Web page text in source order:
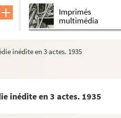
Imprimés
multimédia
inédite en 3 actes. 1935
inédite en 3 actes. 1935
en 3 actes. 1907